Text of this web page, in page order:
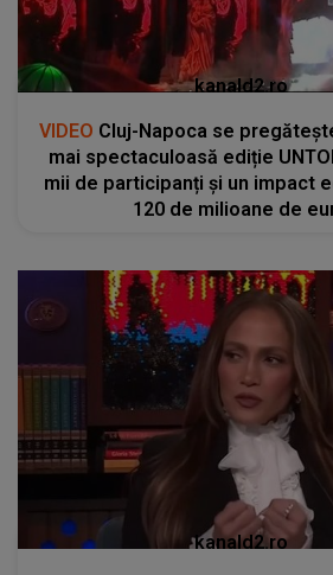
kanald2.ro
VIDEO Cluj-Napoca se
mai spectaculoasă ediție
mii de participanți și un impact
120 de milioane de
kanald2.ro